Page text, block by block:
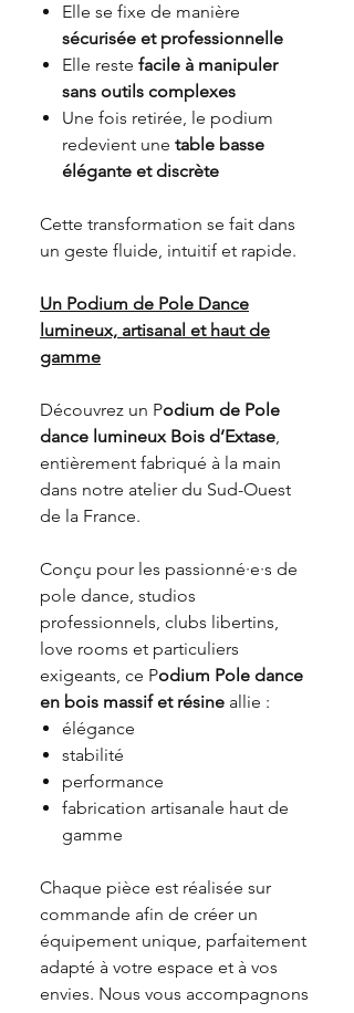
Elle se fixe de manière
sécurisée et professionnelle
Elle reste facile à manipuler
sans outils complexes
Une fois retirée, le podium
redevient une table basse
élégante et discrète
Cette transformation se fait dans
un geste fluide, intuitif et rapide.
Un Podium de Pole Dance
lumineux, artisanal et haut de
gamme
Découvrez un Podium de Pole
dance lumineux Bois d’Extase
entièrement fabriqué à la main
dans notre atelier du Sud-Ouest
de la France.
Conçu pour les passionné·e·s de
pole dance, studios
professionnels, clubs libertins,
love rooms et particuliers
exigeants, ce Podium Pole dance
en bois massif et résine allie :
élégance
stabilité
performance
fabrication artisanale haut de
gamme
Chaque pièce est réalisée sur
commande afin de créer un
équipement unique, parfaitement
adapté à votre espace et à vos
envies. Nous vous accompagnons